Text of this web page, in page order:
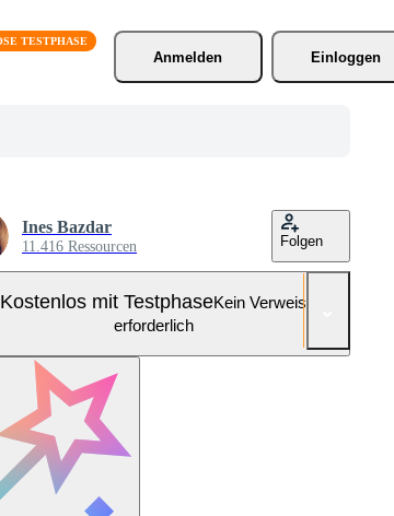
Anmelden
Einloggen
Ines Bazdar
11.416 Ressourcen Folgen
Kostenlos mit TestphaseKein Verweis
erforderlich